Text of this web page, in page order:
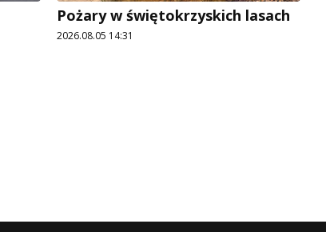
Pożary w świętokrzyskich lasach
2026.08.05 14:31